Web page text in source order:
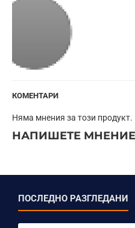
КОМЕНТАРИ
Няма мнения за този продукт.
НАПИШЕТЕ МНЕНИЕ
ПОСЛЕДНО РАЗГЛЕДАНИ